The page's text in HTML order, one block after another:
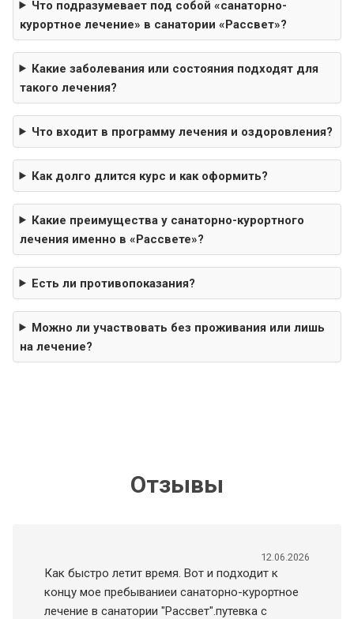
Что подразумевает под собой «санаторно-
курортное лечение» в санатории «Рассвет»?
Какие заболевания или состояния подходят для
такого лечения?
Что входит в программу лечения и оздоровления?
Как долго длится курс и как оформить?
Какие преимущества у санаторно-курортного
лечения именно в «Рассвете»?
Есть ли противопоказания?
Можно ли участвовать без проживания или лишь
на лечение?
Отзывы
12.06.2026
Как быстро летит время. Вот и подходит к
концу мое пребываниеи санаторно-курортное
лечение в санатории "Рассвет".путевка с